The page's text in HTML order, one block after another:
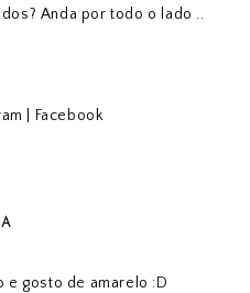
Anda por todo o lado ..
Facebook
e gosto de amarelo :D